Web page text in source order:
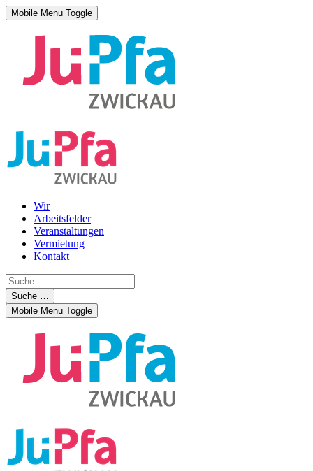
Mobile Menu Toggle
Wir
Arbeitsfelder
Veranstaltungen
Vermietung
Kontakt
Suche …
Mobile Menu Toggle